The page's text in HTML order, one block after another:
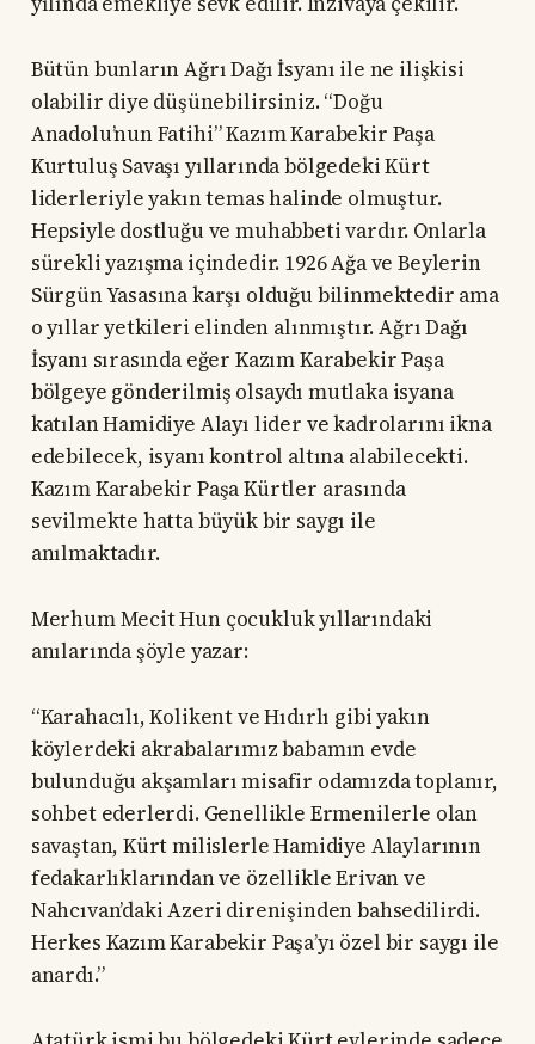
Bütün bunların Ağrı Dağı İsyanı ile ne ilişkisi
olabilir diye düşünebilirsiniz. “Doğu
Anadolu’nun Fatihi” Kazım Karabekir Paşa
Kurtuluş Savaşı yıllarında bölgedeki Kürt
liderleriyle yakın temas halinde olmuştur.
Hepsiyle dostluğu ve muhabbeti vardır. Onlarla
sürekli yazışma içindedir. 1926 Ağa ve Beylerin
Sürgün Yasasına karşı olduğu bilinmektedir ama
o yıllar yetkileri elinden alınmıştır. Ağrı Dağı
İsyanı sırasında eğer Kazım Karabekir Paşa
bölgeye gönderilmiş olsaydı mutlaka isyana
katılan Hamidiye Alayı lider ve kadrolarını ikna
edebilecek, isyanı kontrol altına alabilecekti.
Kazım Karabekir Paşa Kürtler arasında
sevilmekte hatta büyük bir saygı ile
anılmaktadır.
Merhum Mecit Hun çocukluk yıllarındaki
anılarında şöyle yazar:
“Karahacılı, Kolikent ve Hıdırlı gibi yakın
köylerdeki akrabalarımız babamın evde
bulunduğu akşamları misafir odamızda toplanır,
sohbet ederlerdi. Genellikle Ermenilerle olan
savaştan, Kürt milislerle Hamidiye Alaylarının
fedakarlıklarından ve özellikle Erivan ve
Nahcıvan’daki Azeri direnişinden bahsedilirdi.
Herkes Kazım Karabekir Paşa’yı özel bir saygı ile
anardı.”